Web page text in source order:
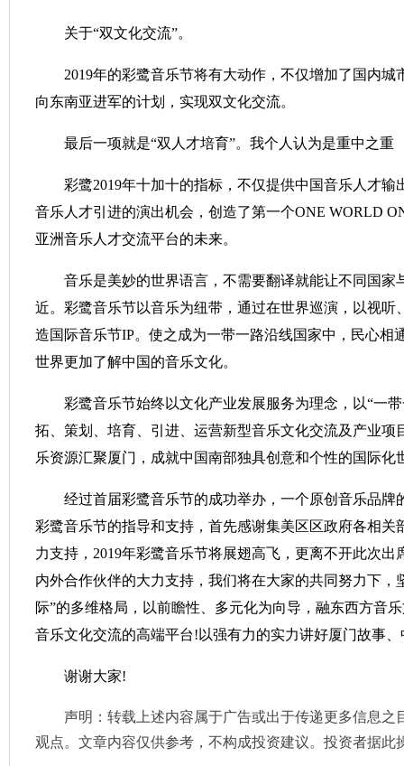
关于“双文化交流”。
2019年的彩鹭音乐节将有大动作，不仅增加了国内城
向东南亚进军的计划，实现双文化交流。
最后一项就是“双人才培育”。我个人认为是重中之重
彩鹭2019年十加十的指标，不仅提供中国音乐人才输
音乐人才引进的演出机会，创造了第一个ONE WORLD
亚洲音乐人才交流平台的未来。
音乐是美妙的世界语言，不需要翻译就能让不同国家
近。彩鹭音乐节以音乐为纽带，通过在世界巡演，以视听
造国际音乐节IP。使之成为一带一路沿线国家中，民心相
世界更加了解中国的音乐文化。
彩鹭音乐节始终以文化产业发展服务为理念，以“一带
拓、策划、培育、引进、运营新型音乐文化交流及产业项
乐资源汇聚厦门，成就中国南部独具创意和个性的国际化
经过首届彩鹭音乐节的成功举办，一个原创音乐品牌
彩鹭音乐节的指导和支持，首先感谢集美区区政府各相关
力支持，2019年彩鹭音乐节将展翅高飞，更离不开此次出
内外合作伙伴的大力支持，我们将在大家的共同努力下，
际”的多维格局，以前瞻性、多元化为向导，融东西方音
音乐文化交流的高端平台!以强有力的实力讲好厦门故事
谢谢大家!
声明：转载上述内容属于广告或出于传递更多信息之
观点。文章内容仅供参考，不构成投资建议。投资者据此